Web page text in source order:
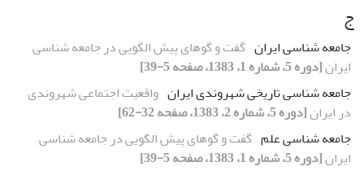
ج
جامعه شناسی ایران گفت و گوهای پیش الگویی در جامعه شناسی
ایران[دوره 5، شماره 1، 1383، صفحه 5-39]
جامعه شناسی تاریخی شهروندی ایران واقعیت اجتماعی شهروندی
در ایران[دوره 5، شماره 2، 1383، صفحه 32-62]
جامعه شناسی علم گفت و گوهای پیش الگویی در جامعه شناسی
ایران[دوره 5، شماره 1، 1383، صفحه 5-39]